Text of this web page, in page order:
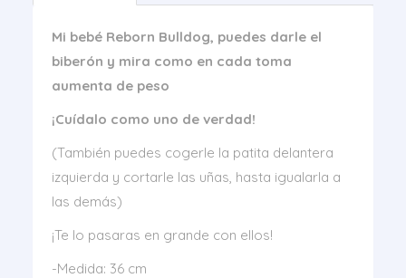
Mi bebé Reborn Bulldog, puedes darle el
biberón y mira como en cada toma
aumenta de peso
¡Cuídalo como uno de verdad!
(También puedes cogerle la patita delantera
izquierda y cortarle las uñas, hasta igualarla a
las demás)
¡Te lo pasaras en grande con ellos!
-Medida: 36 cm